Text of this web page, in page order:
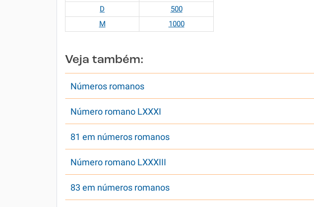
D
500
M
1000
Veja também:
Números romanos
Número romano LXXXI
81 em números romanos
Número romano LXXXIII
83 em números romanos